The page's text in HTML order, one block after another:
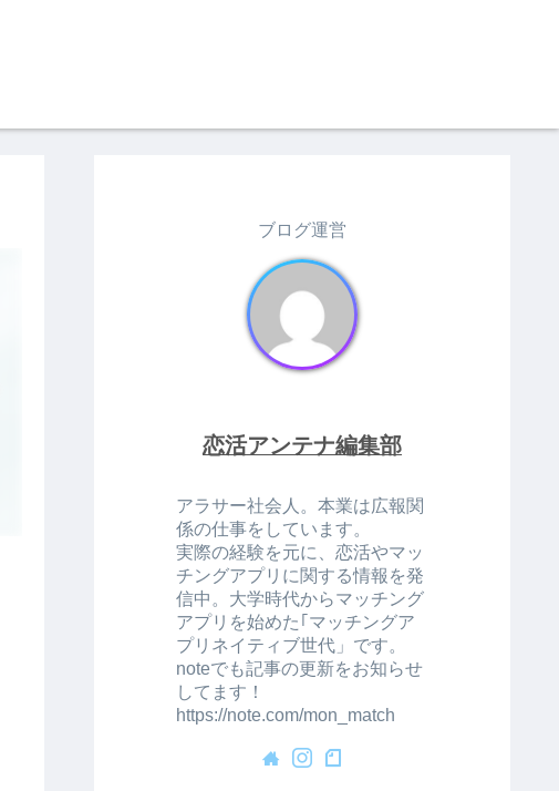
ブログ運営
恋活アンテナ編集部
アラサー社会人。本業は広報関
係の仕事をしています。
実際の経験を元に、恋活やマッ
チングアプリに関する情報を発
信中。大学時代からマッチング
アプリを始めた｢マッチングア
プリネイティブ世代」です。
noteでも記事の更新をお知らせ
してます！
https://note.com/mon_match